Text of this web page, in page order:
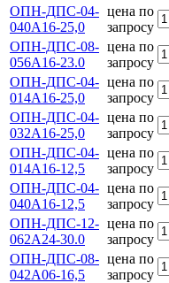
ОПН-ДПС-04-
040А16-25,0
цена по
запросу
ОПН-ДПС-08-
056А16-23.0
цена по
запросу
ОПН-ДПС-04-
014А16-25,0
цена по
запросу
ОПН-ДПС-04-
032А16-25,0
цена по
запросу
ОПН-ДПС-04-
014А16-12,5
цена по
запросу
ОПН-ДПС-04-
040А16-12,5
цена по
запросу
ОПН-ДПС-12-
062А24-30.0
цена по
запросу
ОПН-ДПС-08-
042А06-16,5
цена по
запросу